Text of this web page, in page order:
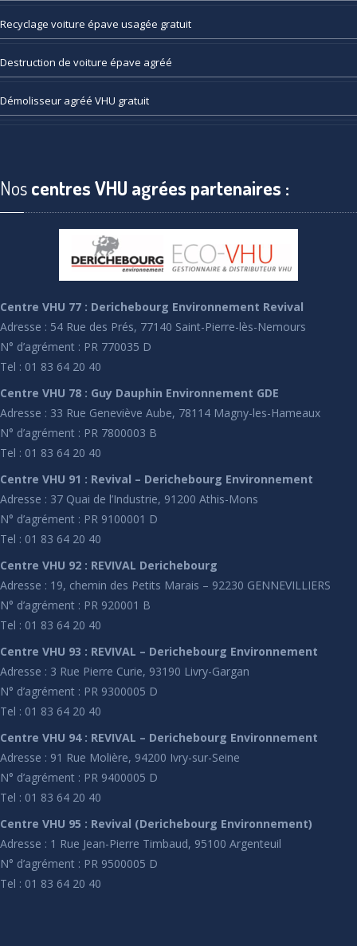
Recyclage voiture épave usagée gratuit
Destruction de voiture épave agréé
Démolisseur agréé VHU gratuit
Noscentres VHU agrées partenaires :
Centre VHU 77 : Derichebourg Environnement Revival
Adresse : 54 Rue des Prés, 77140 Saint-Pierre-lès-Nemours
N° d’agrément : PR 770035 D
Tel : 01 83 64 20 40
Centre VHU 78 : Guy Dauphin Environnement GDE
Adresse : 33 Rue Geneviève Aube, 78114 Magny-les-Hameaux
N° d’agrément : PR 7800003 B
Tel : 01 83 64 20 40
Centre VHU 91 : Revival – Derichebourg Environnement
Adresse : 37 Quai de l’Industrie, 91200 Athis-Mons
N° d’agrément : PR 9100001 D
Tel : 01 83 64 20 40
Centre VHU 92 : REVIVAL Derichebourg
Adresse : 19, chemin des Petits Marais – 92230 GENNEVILLIERS
N° d’agrément : PR 920001 B
Tel : 01 83 64 20 40
Centre VHU 93 : REVIVAL – Derichebourg Environnement
Adresse : 3 Rue Pierre Curie, 93190 Livry-Gargan
N° d’agrément : PR 9300005 D
Tel : 01 83 64 20 40
Centre VHU 94 : REVIVAL – Derichebourg Environnement
Adresse : 91 Rue Molière, 94200 Ivry-sur-Seine
N° d’agrément : PR 9400005 D
Tel : 01 83 64 20 40
Centre VHU 95 : Revival (Derichebourg Environnement)
Adresse : 1 Rue Jean-Pierre Timbaud, 95100 Argenteuil
N° d’agrément : PR 9500005 D
Tel : 01 83 64 20 40